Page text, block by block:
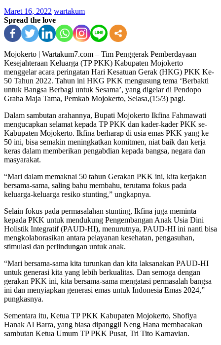
Maret 16, 2022 wartakum
Spread the love
Mojokerto | Wartakum7.com – Tim Penggerak Pemberdayaan
Kesejahteraan Keluarga (TP PKK) Kabupaten Mojokerto
menggelar acara peringatan Hari Kesatuan Gerak (HKG) PKK Ke-
50 Tahun 2022. Tahun ini HKG PKK mengusung tema ‘Berbakti
untuk Bangsa Berbagi untuk Sesama’, yang digelar di Pendopo
Graha Maja Tama, Pemkab Mojokerto, Selasa,(15/3) pagi.
Dalam sambutan arahannya, Bupati Mojokerto Ikfina Fahmawati
mengucapkan selamat kepada TP PKK dan kader-kader PKK se-
Kabupaten Mojokerto. Ikfina berharap di usia emas PKK yang ke
50 ini, bisa semakin meningkatkan komitmen, niat baik dan kerja
keras dalam memberikan pengabdian kepada bangsa, negara dan
masyarakat.
“Mari dalam memaknai 50 tahun Gerakan PKK ini, kita kerjakan
bersama-sama, saling bahu membahu, terutama fokus pada
keluarga-keluarga resiko stunting,” ungkapnya.
Selain fokus pada permasalahan stunting, Ikfina juga meminta
kepada PKK untuk mendukung Pengembangan Anak Usia Dini
Holistik Integratif (PAUD-HI), menurutnya, PAUD-HI ini nanti bisa
mengkolaborasikan antara pelayanan kesehatan, pengasuhan,
stimulasi dan perlindungan untuk anak.
“Mari bersama-sama kita turunkan dan kita laksanakan PAUD-HI
untuk generasi kita yang lebih berkualitas. Dan semoga dengan
gerakan PKK ini, kita bersama-sama mengatasi permasalah bangsa
ini dan menyiapkan generasi emas untuk Indonesia Emas 2024,”
pungkasnya.
Sementara itu, Ketua TP PKK Kabupaten Mojokerto, Shofiya
Hanak Al Barra, yang biasa dipanggil Neng Hana membacakan
sambutan Ketua Umum TP PKK Pusat, Tri Tito Karnavian.